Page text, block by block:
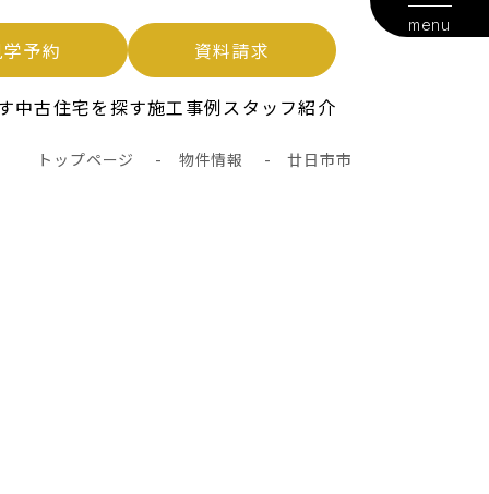
予約 資料請求
中古住宅を探す施工事例スタッフ紹介
menu
トップページ - 物件情報 -廿日市市